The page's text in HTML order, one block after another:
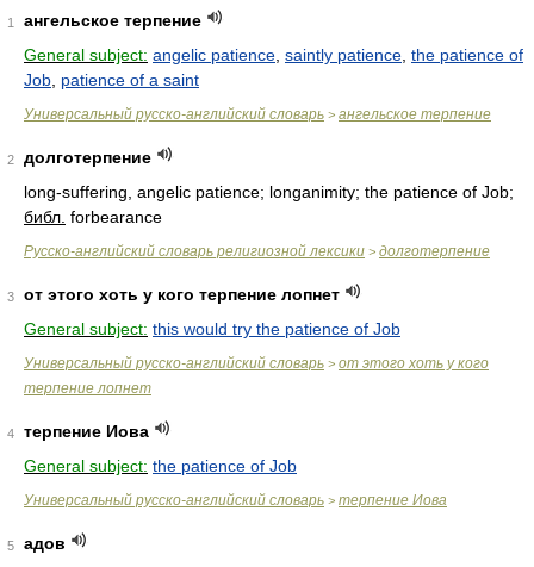
1
ангельское терпение
General subject: angelic patience saintly patience the patience of
Job patience of a saint
Универсальный русско-английский словарь > ангельское терпение
2
долготерпение
long-suffering, angelic patience; longanimity; the patience of Job;
библ. forbearance
Русско-английский словарь религиозной лексики > долготерпение
3
от этого хоть у кого терпение лопнет
General subject: this would try the patience of Job
Универсальный русско-английский словарь > от этого хоть у кого
терпение лопнет
4
терпение Иова
General subject: the patience of Job
Универсальный русско-английский словарь > терпение Иова
5
адов